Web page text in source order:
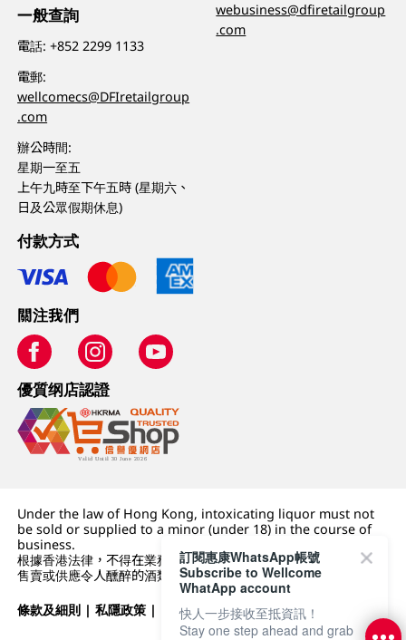
一般查詢
電話:+852 2299 1133
電郵:
wellcomecs@DFIretailgroup
.com
辦公時間:
星期一至五
上午九時至下午五時 (星期六、
日及公眾假期休息)
webusiness@dfiretailgroup
.com
付款方式
關注我們
優質纲店認證
Under the law of Hong Kong, intoxicating liquor must not
be sold or supplied to a minor (under 18) in the course of
business.
根據香港法律，不得在業務過程中，向未成年人 (18 歲以下人士)
售賣或供應令人醺醉的酒類。
條款及細則 |私隱政策 | DFI零售集團
訂閱惠康WhatsApp帳號
Subscribe to Wellcome
WhatApp account
快人一步接收至抵資訊！
Stay one step ahead and grab